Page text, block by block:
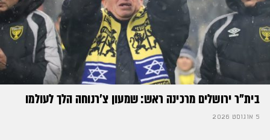
בית"ר ירושלים מרכינה ראש: שמעון צ'רנוחה הלך לעולמו
5 אוגוסט 2026